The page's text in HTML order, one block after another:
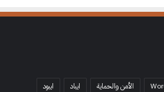
الأمن والحماية ايباد
ايبود